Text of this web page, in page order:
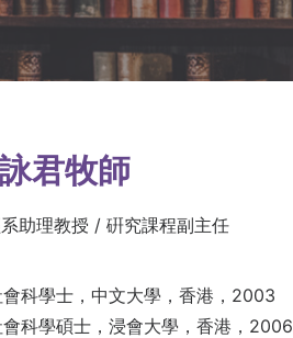
君牧師
助理教授 / 硏究課程副主任
科學士，中文大學，香港，2003
科學碩士，浸會大學，香港，2006